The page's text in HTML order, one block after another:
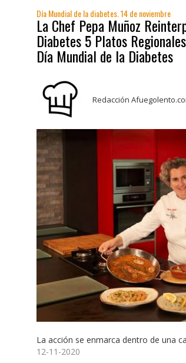
Día Mundial de la diabetes. 14 de noviembre
La Chef Pepa Muñoz
Diabetes 5 Platos
Día Mundial de la Diabetes
Redacción
La acción se enmarca dentro de una
12-11-2020